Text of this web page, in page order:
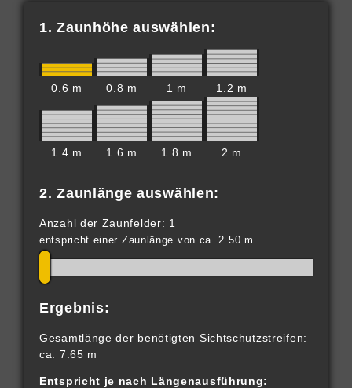
1. Zaunhöhe auswählen:
0.6 m 0.8 m 1 m 1.2 m
1.4 m 1.6 m 1.8 m 2 m
2. Zaunlänge auswählen:
Anzahl der Zaunfelder: 1
entspricht einer Zaunlänge von ca. 2.50 m
Ergebnis:
Gesamtlänge der benötigten Sichtschutzstreifen:
ca. 7.65 m
Entspricht je nach Längenausführung: